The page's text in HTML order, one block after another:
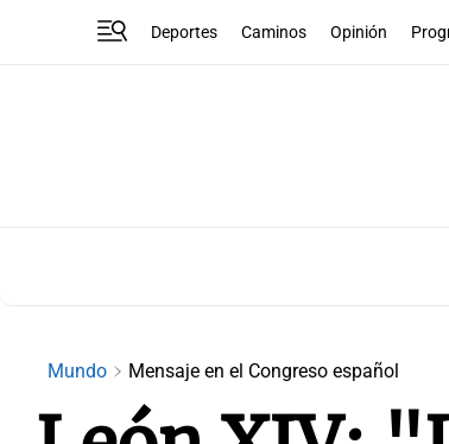
Deportes Caminos Opinión
Mundo Mensaje en el Congreso español